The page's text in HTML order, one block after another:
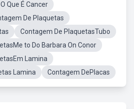
O Que É Cancer
De Plaquetas
Contagem De PlaquetasTubo
to Do Barbara On Conor
Lamina
Lamina
Contagem DePlacas